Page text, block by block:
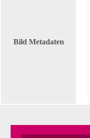
Bild Metadaten